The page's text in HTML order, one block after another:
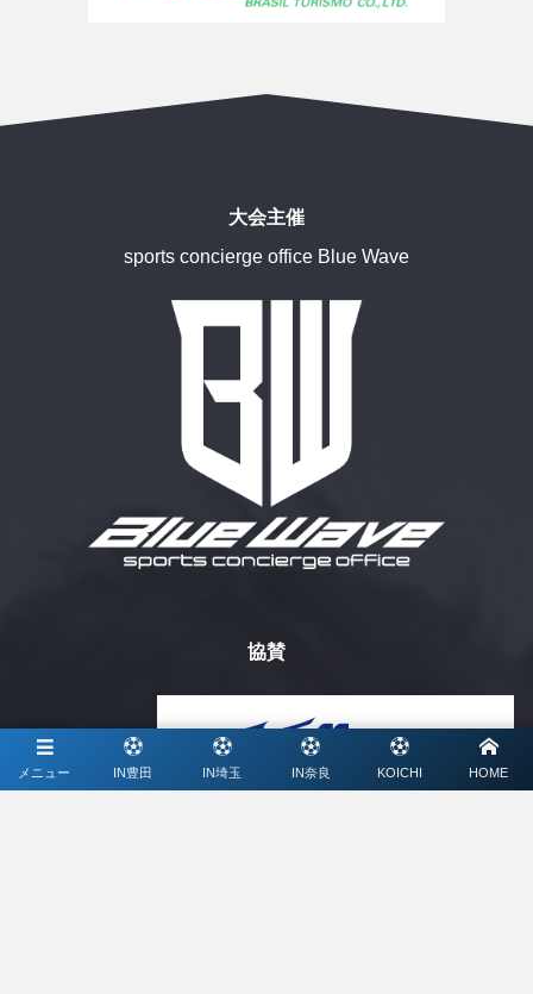
メニュー IN豊田 IN埼玉 IN奈良 KOICHI HOME
大会主催
sports concierge office Blue Wave
協賛
ミズノ株式会社